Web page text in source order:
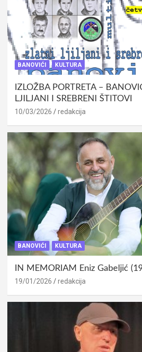
BANOVIĆI KULTURA
IZLOŽBA PORTRETA –
LJILJANI I SREBRENI ŠTITOVI
10/03/2026 redakcija
BANOVIĆI KULTURA
IN MEMORIAM Eniz Gabeljić
19/01/2026 redakcija